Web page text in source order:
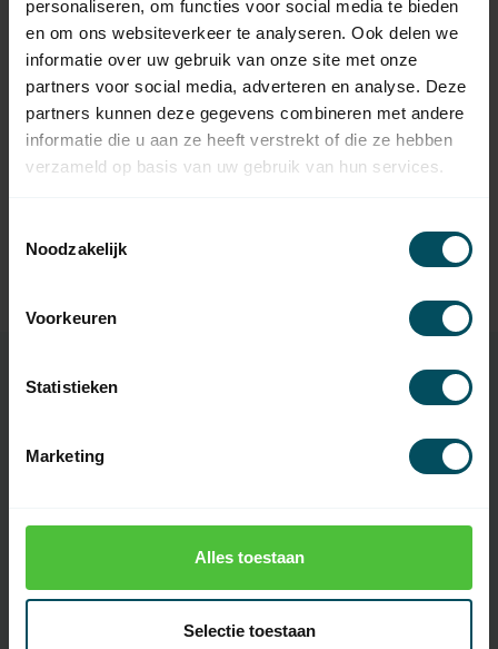
personaliseren, om functies voor social media te bieden
en om ons websiteverkeer te analyseren. Ook delen we
informatie over uw gebruik van onze site met onze
partners voor social media, adverteren en analyse. Deze
partners kunnen deze gegevens combineren met andere
informatie die u aan ze heeft verstrekt of die ze hebben
verzameld op basis van uw gebruik van hun services.
Noodzakelijk
Voorkeuren
Statistieken
Marketing
Alles toestaan
Selectie toestaan
met doekgleuf - LT60 en T6
Op voorraad
9,95
Somfy Meenemer Ø 78 mm
met doekgleuf aluminum -
LT60
Op voorraad
14,95
Simu Adaptieset tbv as Ø 45,95
SKU
Somfy Ilmo 50 WT